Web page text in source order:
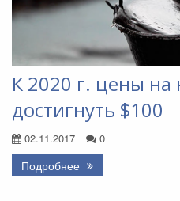
К 2020 г. цены на
достигнуть $100
02.11.2017 0
Подробнее